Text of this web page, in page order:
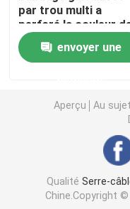
Connecteurs de
Joint en plastique
outils de serre-câble
par trou multi a
perforé la couleur
nature de 1 pouce
pour la fixation
envoyer une
Aperçu Au
Qualité Serre-
Chine.Copyright